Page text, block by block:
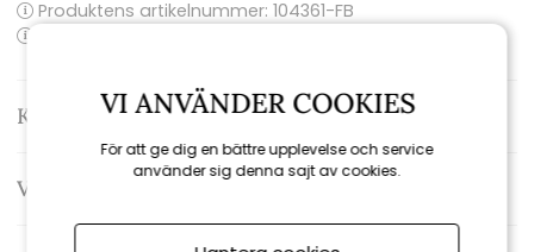
Produktens artikelnummer: 104361-FB
Kontakta oss
Varumärke: Fatboy
VI ANVÄNDER COOKIES
För att ge dig en bättre upplevelse och service
använder sig denna sajt av cookies.